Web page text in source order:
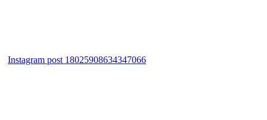
Instagram post 18025908634347066